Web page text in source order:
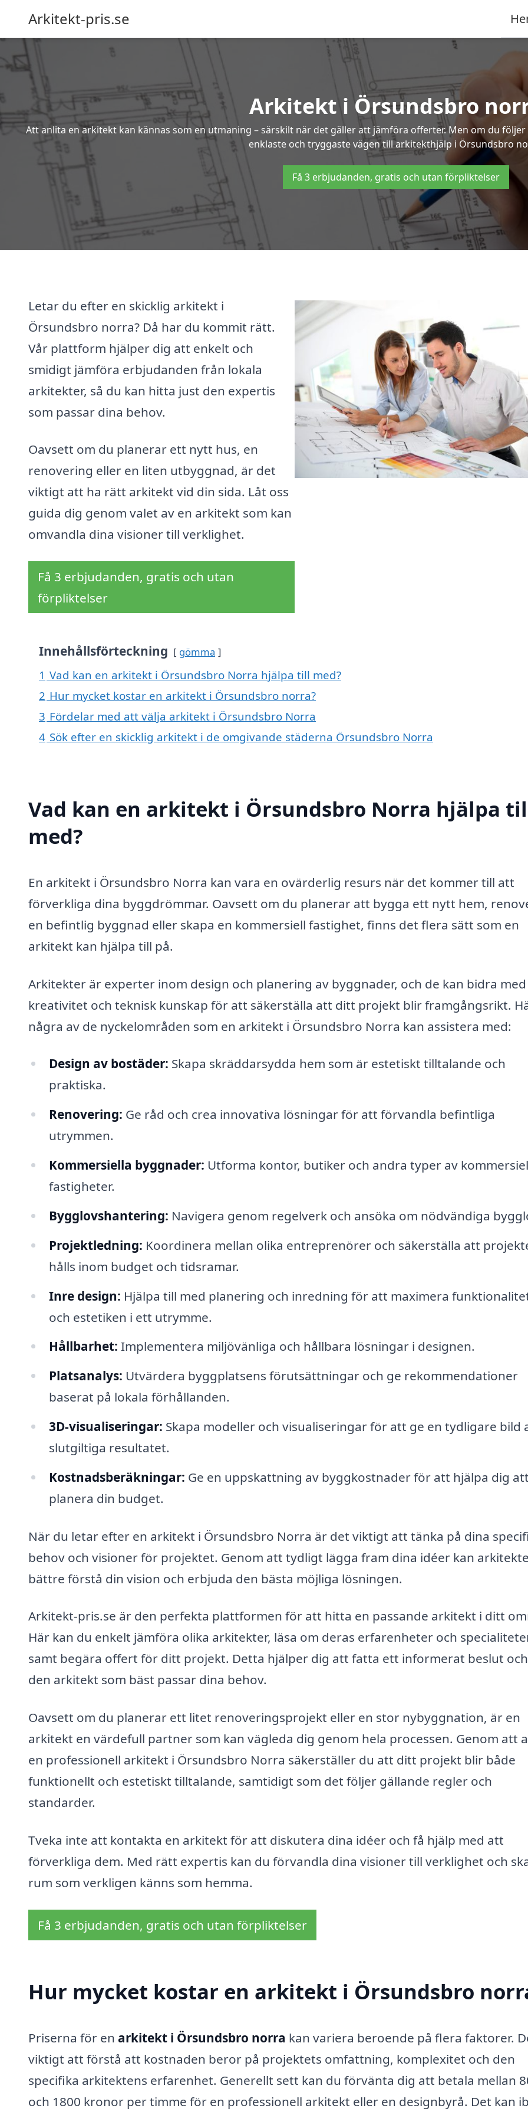
Arkitekt-pris.se
Arkitekt i Örsundsbro
Att anlita en arkitekt kan kännas som en utmaning – särskilt när det gäller att jämföra offerter. Men om du
enklaste och tryggaste vägen till arkitekthjälp i Örsundsbro
Få 3 erbjudanden, gratis och utan förpliktelser
Letar du efter en skicklig arkitekt i
Örsundsbro norra? Då har du kommit rätt.
Vår plattform hjälper dig att enkelt och
smidigt jämföra erbjudanden från lokala
arkitekter, så du kan hitta just den expertis
som passar dina behov.
Oavsett om du planerar ett nytt hus, en
renovering eller en liten utbyggnad, är det
viktigt att ha rätt arkitekt vid din sida. Låt oss
guida dig genom valet av en arkitekt som kan
omvandla dina visioner till verklighet.
Få 3 erbjudanden, gratis och utan
förpliktelser
Innehållsförteckning gömma
1 Vad kan en arkitekt i Örsundsbro Norra hjälpa till med?
2 Hur mycket kostar en arkitekt i Örsundsbro norra?
3 Fördelar med att välja arkitekt i Örsundsbro Norra
4 Sök efter en skicklig arkitekt i de omgivande städerna Örsundsbro Norra
Vad kan en arkitekt i Örsundsbro Norra hjälpa
med?
En arkitekt i Örsundsbro Norra kan vara en ovärderlig resurs när det kommer till att
förverkliga dina byggdrömmar. Oavsett om du planerar att bygga ett nytt hem,
en befintlig byggnad eller skapa en kommersiell fastighet, finns det flera sätt som en
arkitekt kan hjälpa till på.
Arkitekter är experter inom design och planering av byggnader, och de kan bidra
kreativitet och teknisk kunskap för att säkerställa att ditt projekt blir framgångsrikt.
några av de nyckelområden som en arkitekt i Örsundsbro Norra kan assistera med:
Design av bostäder: Skapa skräddarsydda hem som är estetiskt tilltalande och
praktiska.
Renovering: Ge råd och crea innovativa lösningar för att förvandla befintliga
utrymmen.
Kommersiella byggnader: Utforma kontor, butiker och andra typer av
fastigheter.
Bygglovshantering: Navigera genom regelverk och ansöka om nödvändiga
Projektledning: Koordinera mellan olika entreprenörer och säkerställa att
hålls inom budget och tidsramar.
Inre design: Hjälpa till med planering och inredning för att maximera
och estetiken i ett utrymme.
Hållbarhet: Implementera miljövänliga och hållbara lösningar i designen.
Platsanalys: Utvärdera byggplatsens förutsättningar och ge rekommendationer
baserat på lokala förhållanden.
3D-visualiseringar: Skapa modeller och visualiseringar för att ge en tydligare bild
slutgiltiga resultatet.
Kostnadsberäkningar: Ge en uppskattning av byggkostnader för att hjälpa dig att
planera din budget.
När du letar efter en arkitekt i Örsundsbro Norra är det viktigt att tänka på dina
behov och visioner för projektet. Genom att tydligt lägga fram dina idéer kan
bättre förstå din vision och erbjuda den bästa möjliga lösningen.
Arkitekt-pris.se är den perfekta plattformen för att hitta en passande arkitekt i ditt
Här kan du enkelt jämföra olika arkitekter, läsa om deras erfarenheter och
samt begära offert för ditt projekt. Detta hjälper dig att fatta ett informerat beslut
den arkitekt som bäst passar dina behov.
Oavsett om du planerar ett litet renoveringsprojekt eller en stor nybyggnation, är en
arkitekt en värdefull partner som kan vägleda dig genom hela processen. Genom att
en professionell arkitekt i Örsundsbro Norra säkerställer du att ditt projekt blir både
funktionellt och estetiskt tilltalande, samtidigt som det följer gällande regler och
standarder.
Tveka inte att kontakta en arkitekt för att diskutera dina idéer och få hjälp med att
förverkliga dem. Med rätt expertis kan du förvandla dina visioner till verklighet och
rum som verkligen känns som hemma.
Få 3 erbjudanden, gratis och utan förpliktelser
Hur mycket kostar en arkitekt i Örsundsbro
Priserna för en arkitekt i Örsundsbro norra kan variera beroende på flera faktorer.
viktigt att förstå att kostnaden beror på projektets omfattning, komplexitet och den
specifika arkitektens erfarenhet. Generellt sett kan du förvänta dig att betala mellan
och 1800 kronor per timme för en professionell arkitekt eller en designbyrå. Det kan